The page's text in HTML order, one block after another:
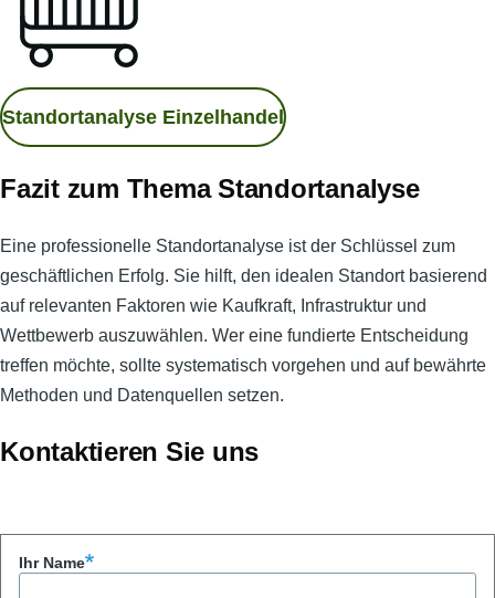
Standortanalyse Einzelhandel
Fazit zum Thema Standortanalyse
Eine professionelle Standortanalyse ist der Schlüssel zum
geschäftlichen Erfolg. Sie hilft, den idealen Standort basierend
auf relevanten Faktoren wie Kaufkraft, Infrastruktur und
Wettbewerb auszuwählen. Wer eine fundierte Entscheidung
treffen möchte, sollte systematisch vorgehen und auf bewährte
Methoden und Datenquellen setzen.
Kontaktieren Sie uns
Ihr Name